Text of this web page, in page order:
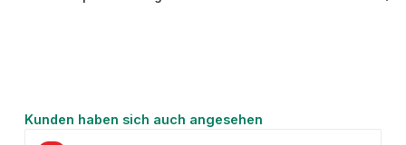
Produktgalerie überspringen
Kunden haben sich auch angesehen